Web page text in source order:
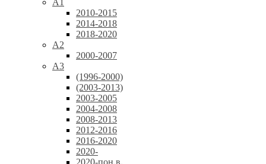
A1
2010-2015
2014-2018
2018-2020
A2
2000-2007
A3
(1996-2000)
(2003-2013)
2003-2005
2004-2008
2008-2013
2012-2016
2016-2020
2020-
2020-пон.в.